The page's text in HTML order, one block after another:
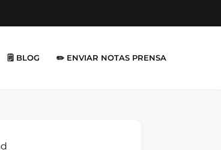
🗒️ BLOG ✏️ ENVIAR NOTAS PRENSA